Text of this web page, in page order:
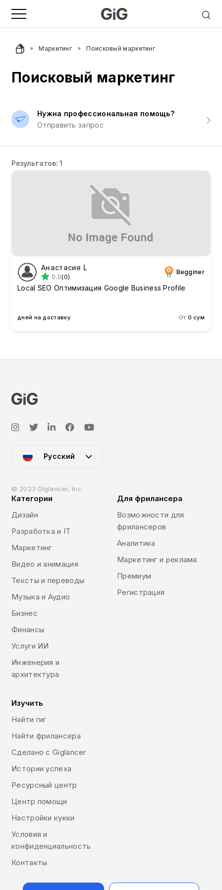
Маркетинг Поисковый маркетинг
Поисковый маркетинг
Нужна профессиональная помощь?
Отправить запрос
Результатов: 1
Анастасия L
0.0(0)
Begginer
Local SEO Оптимизация Google Business Profile
дней на доставку От 0 сум
Русский
© 2023 Giglancer, Inc.
Категории
Дизайн
Разработка и IT
Маркетинг
Видео и анимация
Тексты и переводы
Музыка и Аудио
Бизнес
Финансы
Услуги ИИ
Инженерия и
архитектура
Для фрилансера
Возможности для
фрилансеров
Аналитика
Маркетинг и реклама
Премиум
Регистрация
Изучить
Найти гиг
Найти фрилансера
Сделано с Giglancer
Истории успеха
Ресурсный центр
Центр помощи
Настройки кукки
Условия и
конфиденциальность
Контакты